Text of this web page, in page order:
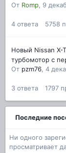
От Romp, 9
4 ответа 5758
Новый Nissan X-
турбомотор с
От pzm76, 4
3 ответа 1797
Последние
Ни одного
просматривает